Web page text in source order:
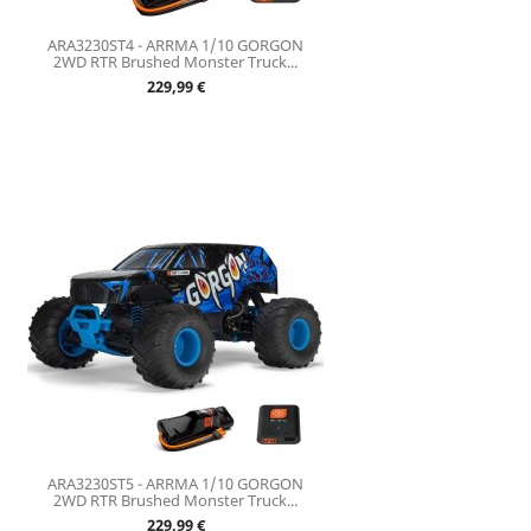
ARA3230ST4 - ARRMA 1/10 GORGON
2WD RTR Brushed Monster Truck...
Prix
229,99 €
ARA3230ST5 - ARRMA 1/10 GORGON
2WD RTR Brushed Monster Truck...
Prix
229,99 €